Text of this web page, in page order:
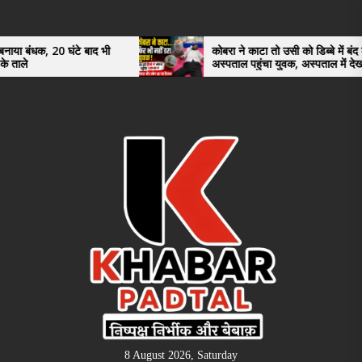
the
content
भी
कोबरा ने काटा तो उसी को डिब्बे में बंद कर
अस्पताल पहुंचा युवक, अस्पताल में देखकर डॉक्टर
भी रह गए हैरान
8 August 2026, Saturday